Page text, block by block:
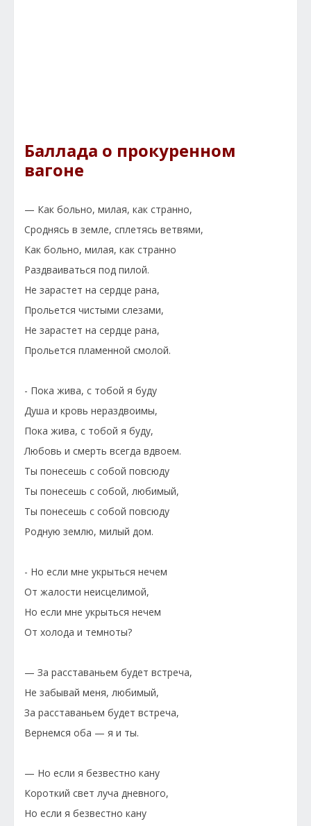
Баллада о прокуренном
вагоне
— Как больно, милая, как странно,
Сроднясь в земле, сплетясь ветвями,
Как больно, милая, как странно
Раздваиваться под пилой.
Не зарастет на сердце рана,
Прольется чистыми слезами,
Не зарастет на сердце рана,
Прольется пламенной смолой.
- Пока жива, с тобой я буду
Душа и кровь нераздвоимы,
Пока жива, с тобой я буду,
Любовь и смерть всегда вдвоем.
Ты понесешь с собой повсюду
Ты понесешь с собой, любимый,
Ты понесешь с собой повсюду
Родную землю, милый дом.
- Но если мне укрыться нечем
От жалости неисцелимой,
Но если мне укрыться нечем
От холода и темноты?
— За расставаньем будет встреча,
Не забывай меня, любимый,
За расставаньем будет встреча,
Вернемся оба — я и ты.
— Но если я безвестно кану
Короткий свет луча дневного,
Но если я безвестно кану